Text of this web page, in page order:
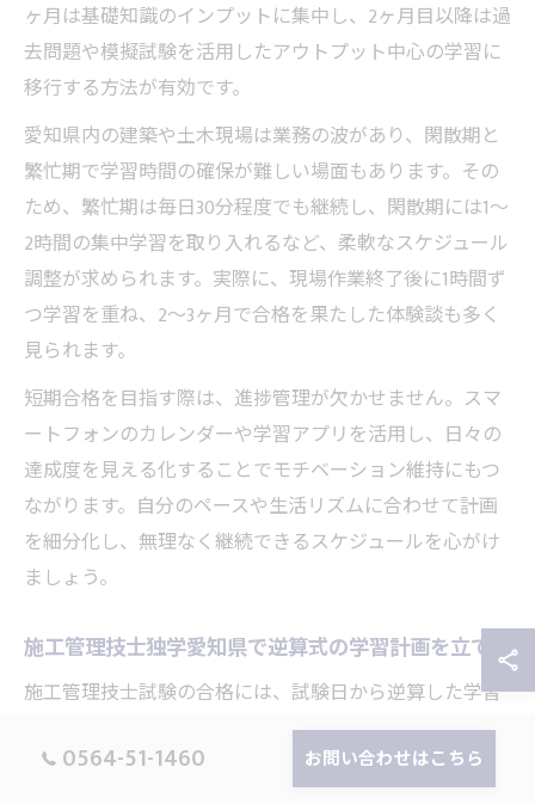
ヶ月は基礎知識のインプットに集中し、2ヶ月目以降は過
去問題や模擬試験を活用したアウトプット中心の学習に
移行する方法が有効です。
愛知県内の建築や土木現場は業務の波があり、閑散期と
繁忙期で学習時間の確保が難しい場面もあります。その
ため、繁忙期は毎日30分程度でも継続し、閑散期には1～
2時間の集中学習を取り入れるなど、柔軟なスケジュール
調整が求められます。実際に、現場作業終了後に1時間ず
つ学習を重ね、2～3ヶ月で合格を果たした体験談も多く
見られます。
短期合格を目指す際は、進捗管理が欠かせません。スマ
ートフォンのカレンダーや学習アプリを活用し、日々の
達成度を見える化することでモチベーション維持にもつ
ながります。自分のペースや生活リズムに合わせて計画
を細分化し、無理なく継続できるスケジュールを心がけ
ましょう。
施工管理技士独学愛知県で逆算式の学習計画を立てる
施工管理技士試験の合格には、試験日から逆算した学習
計画が効果的です。まず、試験日を起点に3ヶ月前から勉
強を始める場合、1ヶ月ごとに到達目標を設定します。具
0564-51-1460 お問い合わせはこちら